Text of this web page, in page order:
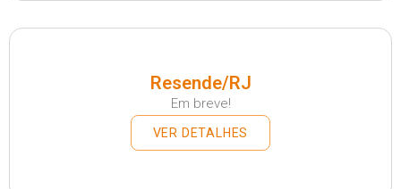
Resende/RJ
Em breve!
VER DETALHES